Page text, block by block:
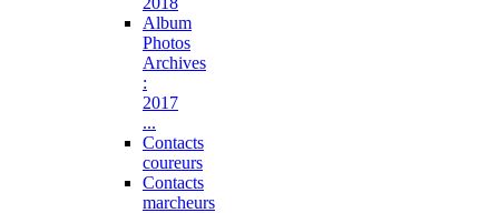
Album
Photos
Archives
:
2017
...
Contacts
coureurs
Contacts
marcheurs